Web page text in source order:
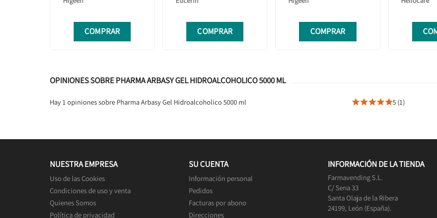
COMPRAR COMPRAR COMPRAR
OPINIONES SOBRE PHARMA ARBASY GEL HIDROALCOHOLICO 5000 ML
Hay 1 opiniones sobre Pharma Arbasy Gel Hidroalcoholico 5000 ml 5 (1)
NUESTRA EMPRESA
Uso de las Cookies
Condiciones de uso y venta
Quienes Somos
Política de privacidad
SU CUENTA
Información personal
Pedidos
Facturas por abono
Direcciones
INFORMACIÓN DE LA TIENDA
Farmavending S.L.
C/ Sena 33
Santa Olaja de la Ribera
24199, León (España).